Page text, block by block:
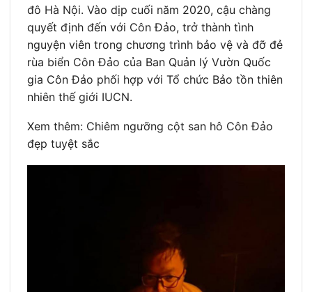
đô Hà Nội. Vào dịp cuối năm 2020, cậu chàng
quyết định đến với Côn Đảo, trở thành tình
nguyện viên trong chương trình bảo vệ và đỡ đẻ
rùa biển Côn Đảo của Ban Quản lý Vườn Quốc
gia Côn Đảo phối hợp với Tổ chức Bảo tồn thiên
nhiên thế giới IUCN.
Xem thêm: Chiêm ngưỡng cột san hô Côn Đảo
đẹp tuyệt sắc